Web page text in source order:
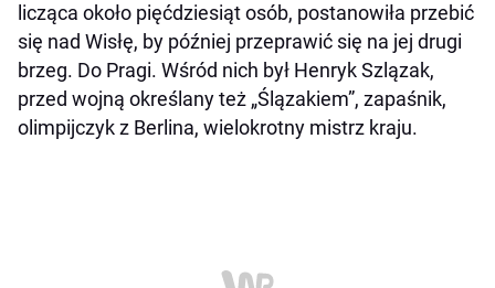
licząca około pięćdziesiąt osób, postanowiła przebić
się nad Wisłę, by później przeprawić się na jej drugi
brzeg. Do Pragi. Wśród nich był Henryk Szlązak,
przed wojną określany też „Ślązakiem”, zapaśnik,
olimpijczyk z Berlina, wielokrotny mistrz kraju.